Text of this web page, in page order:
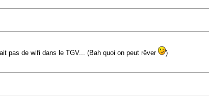
pas de wifi dans le TGV... (Bah quoi on peut rêver )